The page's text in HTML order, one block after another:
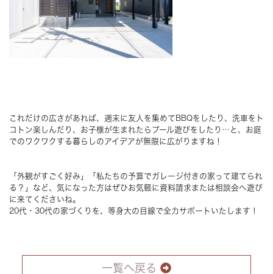
これだけの広さがあれば、週末に友人を集めてBBQをしたり、洗車をト
コトン楽しんだり、お子様が生まれたらプール遊びをしたり…と、お庭
でのワクワクする暮らしのアイデアが無限に広がりますね！
「外観がすごく好み」「私たちの予算でガレージ付きの家って建てられ
る？」など、気になった方はぜひお気軽に資料請求または相談会へ遊び
に来てくださいね。
20代・30代の家づくりを、等身大の目線で全力サポートいたします！
一覧へ戻る